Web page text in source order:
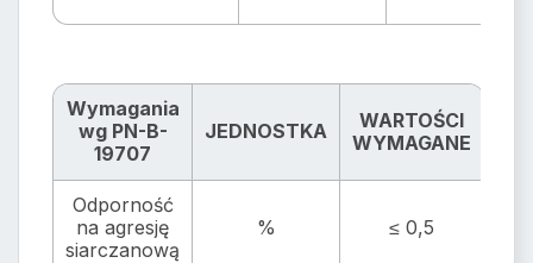
Wymagania
wg PN-B-
19707
JEDNOSTKA
WARTOŚCI
WYMAGANE
Odporność
na agresję
siarczanową
% ≤ 0,5